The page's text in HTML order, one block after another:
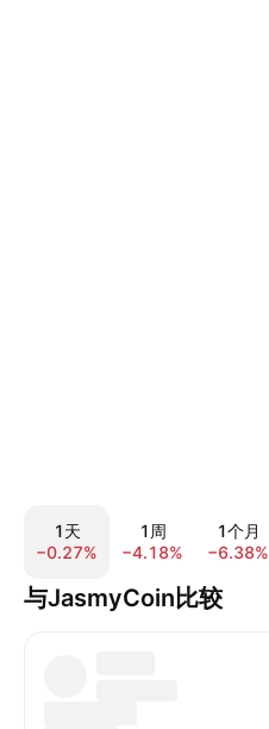
1天
−0.27%
1周
−4.18%
1个月
−6.38%
与JasmyCoin比较